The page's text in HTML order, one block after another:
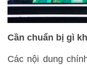
Cần chuẩn bị gì
Các nội dung